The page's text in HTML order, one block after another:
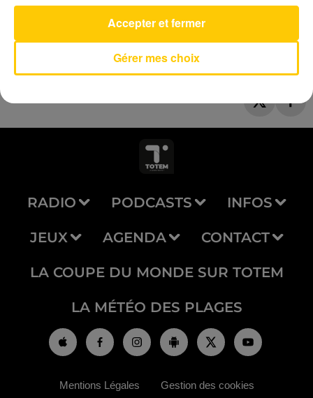
RADIO PODCASTS INFOS
JEUX AGENDA CONTACT
LA COUPE DU MONDE SUR TOTEM
LA MÉTÉO DES PLAGES
Mentions Légales Gestion des cookies
Gérer mes choix
Accepter et fermer